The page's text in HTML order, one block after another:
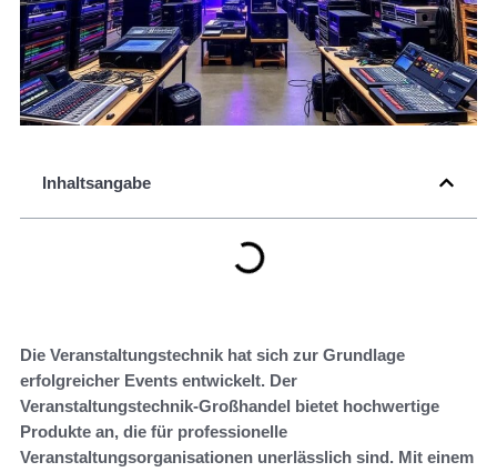
Inhaltsangabe
Die Veranstaltungstechnik hat sich zur Grundlage
erfolgreicher Events entwickelt. Der
Veranstaltungstechnik-Großhandel bietet hochwertige
Produkte an, die für professionelle
Veranstaltungsorganisationen unerlässlich sind. Mit einem